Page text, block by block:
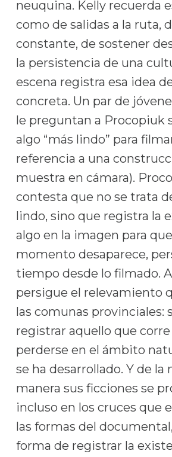
neuquina. Kelly recuerda
como de salidas a la ruta,
constante, de sostener
la persistencia de una
escena registra esa idea
concreta. Un par de
le preguntan a Procopiuk
algo “más lindo” para
referencia a una
muestra en cámara).
contesta que no se trata
lindo, sino que registra la
algo en la imagen para
momento desaparece,
tiempo desde lo filmado.
persigue el relevamiento
las comunas provinciales:
registrar aquello que
perderse en el ámbito
se ha desarrollado. Y de la
manera sus ficciones se
incluso en los cruces que
las formas del
forma de registrar la